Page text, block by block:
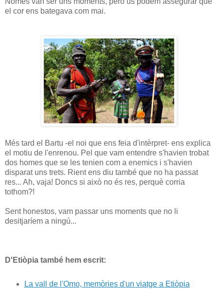
el cor ens bategava com mai.
Més tard el Bartu -el noi que ens feia d'intèrpret- ens explica
el motiu de l'enrenou. Pel que vam entendre s'havien trobat
dos homes que se les tenien com a enemics i s'havien
disparat uns trets. Rient ens diu també que no ha passat
res... Ah, vaja! Doncs si això no és res, perquè corria
tothom?!
Sent honestos, vam passar uns moments que no li
desitjaríem a ningú...
D'Etiòpia també hem escrit:
La vall de l'Omo, memòries d'un viatge a Etiòpia